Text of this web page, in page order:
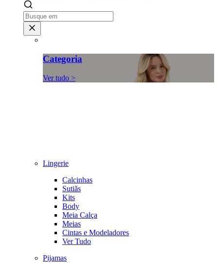
Categoria
Ver tudo >
Lingerie
Calcinhas
Sutiãs
Kits
Body
Meia Calça
Meias
Cintas e Modeladores
Ver Tudo
Pijamas